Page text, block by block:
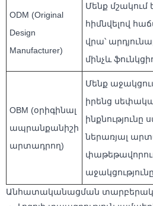
ODM (Original
Design
Manufacturer)
Մենք մշակում
հիմնվելով
վրա՝
մինչև
OBM (օրիգինալ
ապրանքանիշի
արտադրող)
Մենք
իրենց
ինքնությունը
ներառյալ
Անհատականացման